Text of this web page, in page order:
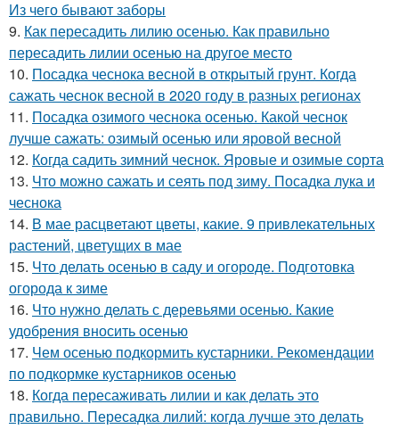
Из чего бывают заборы
9. Как пересадить лилию осенью. Как правильно
пересадить лилии осенью на другое место
10. Посадка чеснока весной в открытый грунт. Когда
сажать чеснок весной в 2020 году в разных регионах
11. Посадка озимого чеснока осенью. Какой чеснок
лучше сажать: озимый осенью или яровой весной
12. Когда садить зимний чеснок. Яровые и озимые сорта
13. Что можно сажать и сеять под зиму. Посадка лука и
чеснока
14. В мае расцветают цветы, какие. 9 привлекательных
растений, цветущих в мае
15. Что делать осенью в саду и огороде. Подготовка
огорода к зиме
16. Что нужно делать с деревьями осенью. Какие
удобрения вносить осенью
17. Чем осенью подкормить кустарники. Рекомендации
по подкормке кустарников осенью
18. Когда пересаживать лилии и как делать это
правильно. Пересадка лилий: когда лучше это делать